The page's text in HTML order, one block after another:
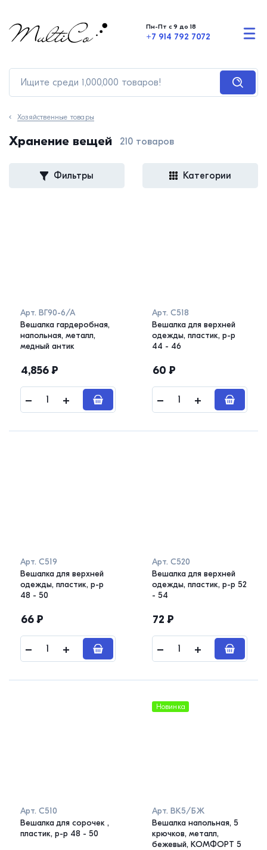
Пн-Пт с 9 до 18
+7 914 792 7072
Хозяйственные товары
Хранение вещей 210 товаров
Фильтры Категории
Арт. ВГ90-6/А
Вешалка гардеробная,
напольная, металл,
медный антик
4,856₽
Арт. С518
Вешалка для верхней
одежды, пластик, р-р
44 - 46
60 ₽
Арт. С519
Вешалка для верхней
одежды, пластик, р-р
48 - 50
66₽
Арт. С520
Вешалка для верхней
одежды, пластик, р-р 52
- 54
72 ₽
Арт. С510
Вешалка для сорочек ,
пластик, р-р 48 - 50
Новинка
Арт. ВК5/БЖ
Вешалка напольная, 5
крючков, металл,
бежевый, КОМФОРТ 5